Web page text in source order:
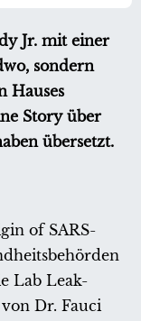
Jr. mit einer
sondern
Hauses
Story über
übersetzt.
of SARS-
Lab Leak-
Dr. Fauci